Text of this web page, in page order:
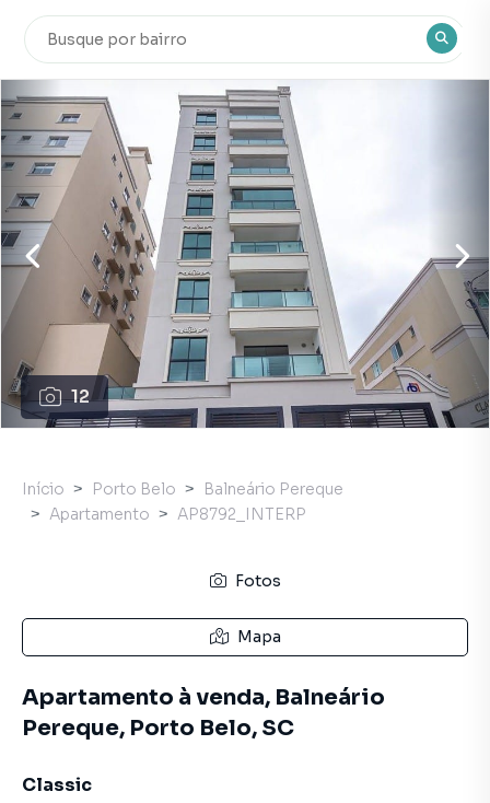
12
Início Porto Belo
Balneário Pereque
Apartamento
AP8792_INTERP
Fotos
Mapa
Apartamento à venda, Balneário
Pereque, Porto Belo, SC
Classic